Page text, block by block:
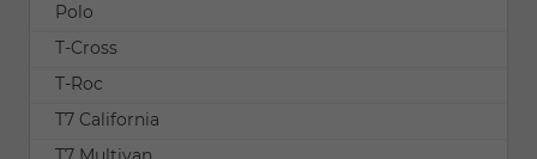
Polo
T-Cross
T-Roc
T7 California